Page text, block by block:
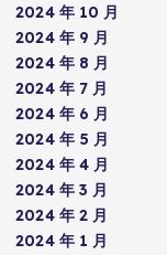
2024 年 10 月
2024 年 9 月
2024 年 8 月
2024 年 7 月
2024 年 6 月
2024 年 5 月
2024 年 4 月
2024 年 3 月
2024 年 2 月
2024 年 1 月